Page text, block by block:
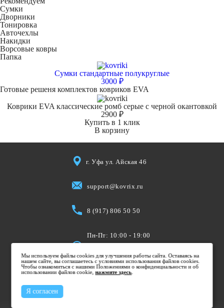
Сумки
Дворники
Тонировка
Авточехлы
Накидки
Ворсовые ковры
Папка
Сумки стандартные полукруглые
3000 ₽
Готовые решеня комплектов ковриков EVA
Коврики EVA классические ромб серые с черной окантовкой
2900 ₽
Купить в 1 клик
В корзину
г. Уфа ул. Айская 46
support@kovrix.ru
8 (917) 806 50 50
Пн-Пт: 10:00 - 19:00
Вс: Выходной
Мы используем файлы cookies для улучшения работы сайта. Оставаясь на
нашем сайте, вы соглашаетесь с условиями использования файлов cookies.
Чтобы ознакомиться с нашими Положениями о конфиденциальности и об
использовании файлов cookie,нажмите здесь.
Я согласен